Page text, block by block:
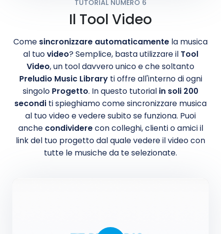
TUTORIAL NUMERO 6
Il Tool Video
Come sincronizzare automaticamente la musica
al tuovideo? Semplice, basta utilizzare il Tool
Video, un tool davvero unico e che soltanto
Preludio Music Libraryti offre all'interno di ogni
singolo Progetto. In questo tutorial in soli 200
secondi ti spieghiamo come sincronizzare musica
al tuo video e vedere subito se funziona. Puoi
anche condividerecon colleghi, clienti o amici il
link del tuo progetto dal quale vedere il video con
tutte le musiche da te selezionate.